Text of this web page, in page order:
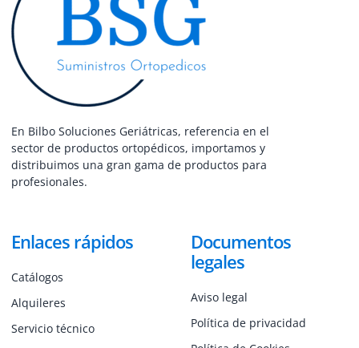
En Bilbo Soluciones Geriátricas, referencia en el
sector de productos ortopédicos, importamos y
distribuimos una gran gama de productos para
profesionales.
Enlaces rápidos
Catálogos
Alquileres
Servicio técnico
Documentos
legales
Aviso legal
Política de privacidad